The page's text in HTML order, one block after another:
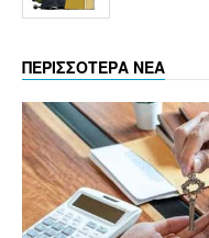
ΠΕΡΙΣΣΟΤΕΡΑ ΝΕΑ